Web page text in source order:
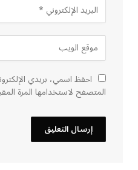
احفظ اسمي، بريدي
المتصفح لاستخدامها المرة